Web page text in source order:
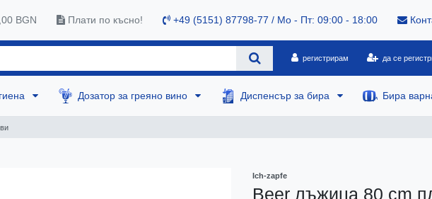
BGN Плати по късно! +49 (5151) 87798-77 / Mo - Пт: 09:00 - 18:00
регистрирам да се
Дозатор за греяно вино Диспенсър за бира Бира
Ich-zapfe
Beer лъжица 80 cm